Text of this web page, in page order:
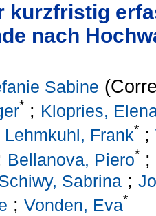
kurzfristig
nach
Sabine
* ; Klopries,
Lehmkuhl, Frank* ;
Bellanova, Piero* ;
Sabrina ;
; Vonden, Eva*